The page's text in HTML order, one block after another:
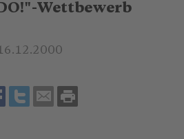
Wettbewerb